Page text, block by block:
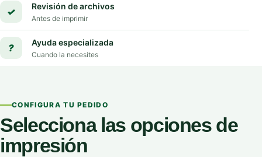
✓ Revisión de archivos
Antes de imprimir
? Ayuda especializada
Cuando la necesites
CONFIGURA TU PEDIDO
Selecciona las opciones de
impresión